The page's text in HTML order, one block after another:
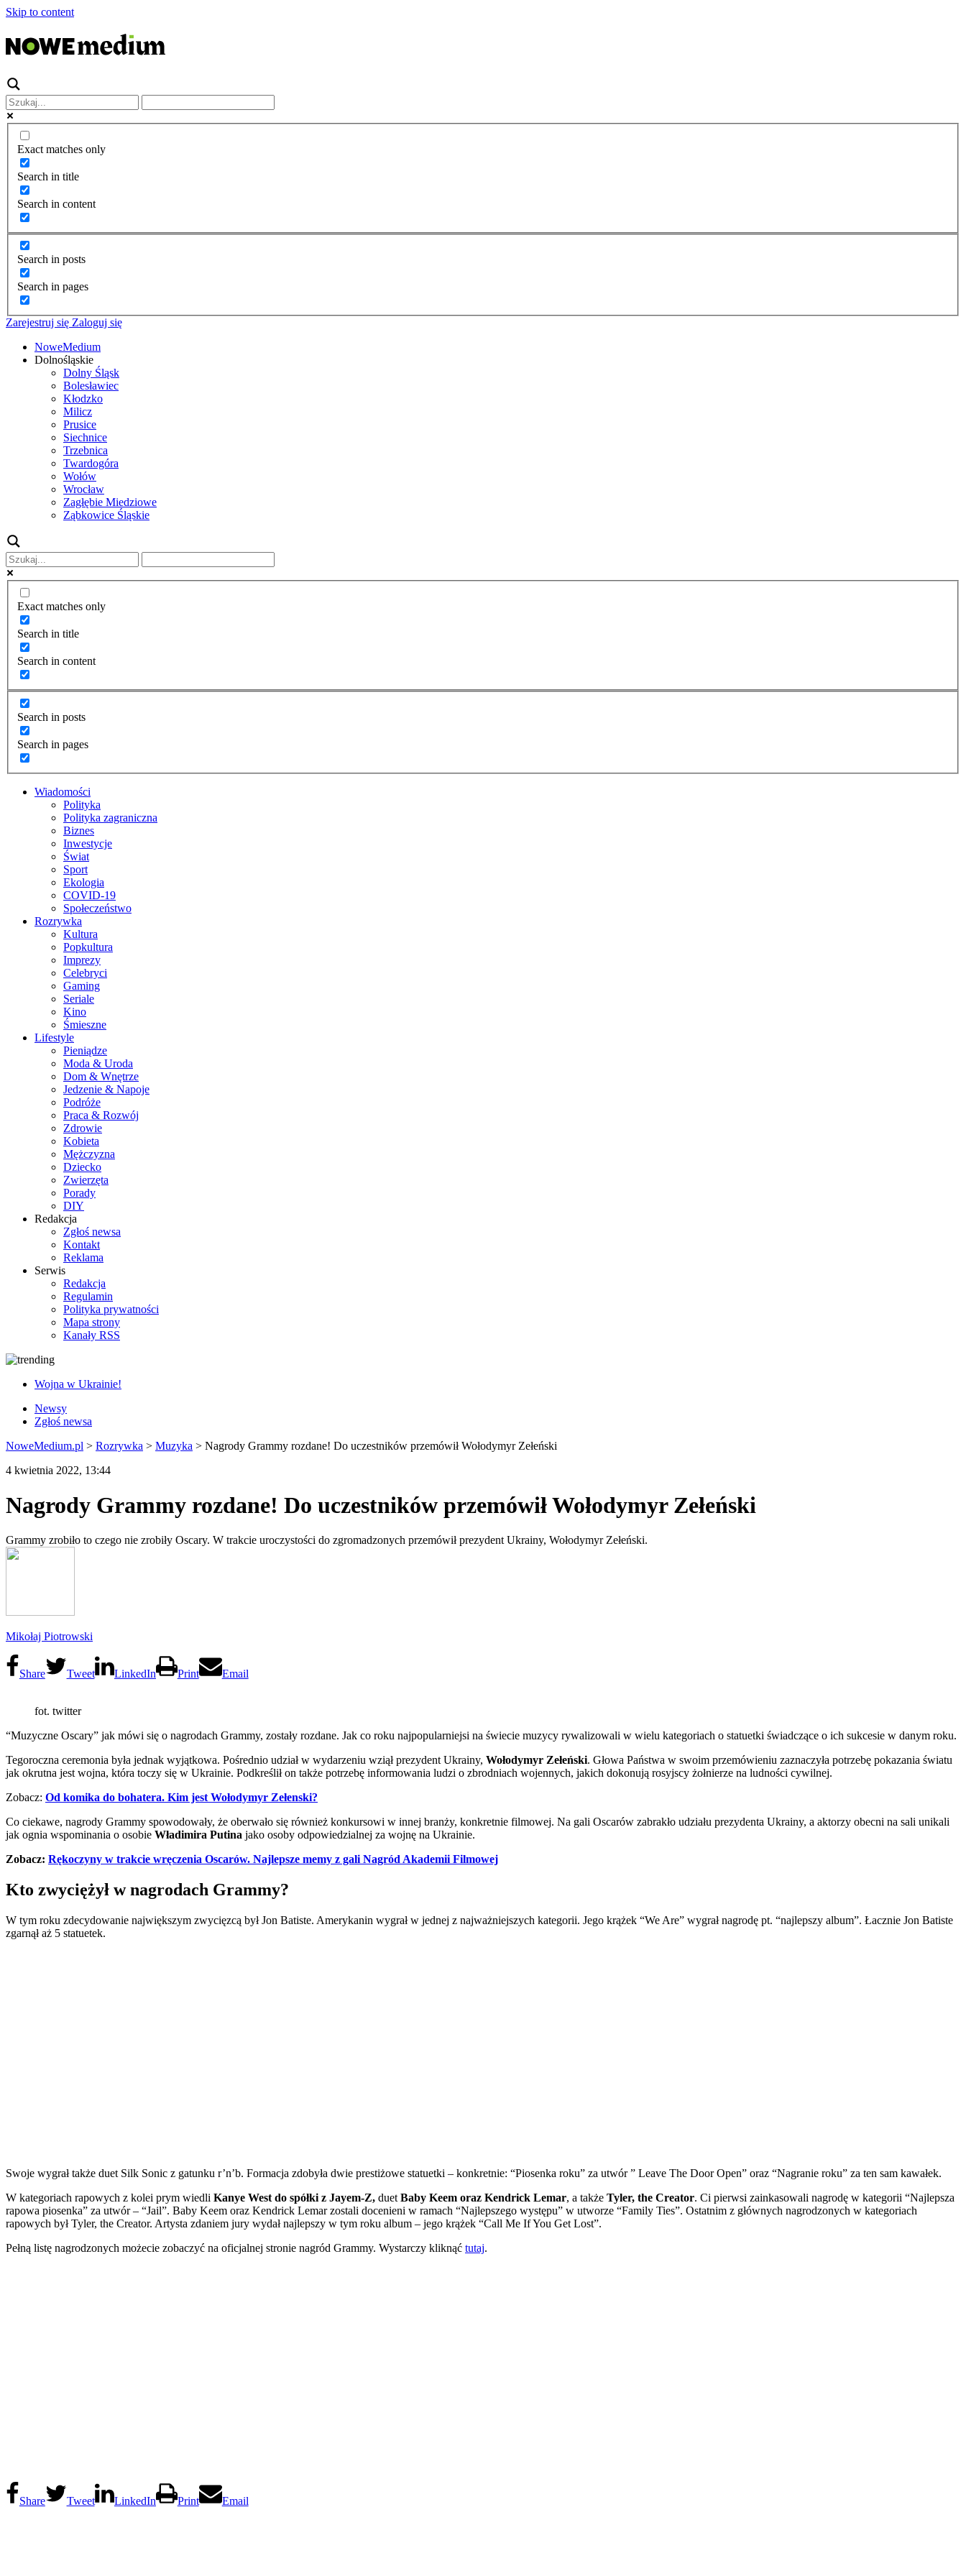
Skip to content
Exact matches only
Search in title
Search in content
Search in posts
Search in pages
Zarejestruj się Zaloguj się
NoweMedium
Dolnośląskie
Dolny Śląsk
Bolesławiec
Kłodzko
Milicz
Prusice
Siechnice
Trzebnica
Twardogóra
Wołów
Wrocław
Zagłębie Miedziowe
Ząbkowice Śląskie
Exact matches only
Search in title
Search in content
Search in posts
Search in pages
Wiadomości
Polityka
Polityka zagraniczna
Biznes
Inwestycje
Świat
Sport
Ekologia
COVID-19
Społeczeństwo
Rozrywka
Kultura
Popkultura
Imprezy
Celebryci
Gaming
Seriale
Kino
Śmieszne
Lifestyle
Pieniądze
Moda & Uroda
Dom & Wnętrze
Jedzenie & Napoje
Podróże
Praca & Rozwój
Zdrowie
Kobieta
Mężczyzna
Dziecko
Zwierzęta
Porady
DIY
Redakcja
Zgłoś newsa
Kontakt
Reklama
Serwis
Redakcja
Regulamin
Polityka prywatności
Mapa strony
Kanały RSS
Wojna w Ukrainie!
Newsy
Zgłoś newsa
NoweMedium.pl > Rozrywka > Muzyka > Nagrody Grammy rozdane! Do uczestników przemówił Wołodymyr Zełeński
4 kwietnia 2022, 13:44
Nagrody Grammy rozdane! Do uczestników przemówił Wołodymyr Zełeński
Grammy zrobiło to czego nie zrobiły Oscary. W trakcie uroczystości do zgromadzonych przemówił prezydent Ukrainy, Wołodymyr Zełeński.
Mikołaj Piotrowski
Share Tweet LinkedIn Print Email
fot. twitter
“Muzyczne Oscary” jak mówi się o nagrodach Grammy, zostały rozdane. Jak co roku najpopularniejsi na świecie muzycy rywalizowali w wielu kategoriach o statuetki świadczące o ich sukcesie w danym roku.
Tegoroczna ceremonia była jednak wyjątkowa. Pośrednio udział w wydarzeniu wziął prezydent Ukrainy, Wołodymyr Zełeński. Głowa Państwa w swoim przemówieniu zaznaczyła potrzebę pokazania światu
jak okrutna jest wojna, która toczy się w Ukrainie. Podkreślił on także potrzebę informowania ludzi o zbrodniach wojennych, jakich dokonują rosyjscy żołnierze na ludności cywilnej.
Zobacz: Od komika do bohatera. Kim jest Wołodymyr Zełenski?
Co ciekawe, nagrody Grammy spowodowały, że oberwało się również konkursowi w innej branży, konkretnie filmowej. Na gali Oscarów zabrakło udziału prezydenta Ukrainy, a aktorzy obecni na sali unikali
jak ognia wspominania o osobie Władimira Putina jako osoby odpowiedzialnej za wojnę na Ukrainie.
Zobacz: Rękoczyny w trakcie wręczenia Oscarów. Najlepsze memy z gali Nagród Akademii Filmowej
Kto zwyciężył w nagrodach Grammy?
W tym roku zdecydowanie największym zwycięzcą był Jon Batiste. Amerykanin wygrał w jednej z najważniejszych kategorii. Jego krążek “We Are” wygrał nagrodę pt. “najlepszy album”. Łacznie Jon Batiste
zgarnął aż 5 statuetek.
Swoje wygrał także duet Silk Sonic z gatunku r’n’b. Formacja zdobyła dwie prestiżowe statuetki – konkretnie: “Piosenka roku” za utwór ” Leave The Door Open” oraz “Nagranie roku” za ten sam kawałek.
W kategoriach rapowych z kolei prym wiedli Kanye West do spółki z Jayem-Z, duet Baby Keem oraz Kendrick Lemar, a także Tyler, the Creator. Ci pierwsi zainkasowali nagrodę w kategorii “Najlepsza
rapowa piosenka” za utwór – “Jail”. Baby Keem oraz Kendrick Lemar zostali docenieni w ramach “Najlepszego występu” w utworze “Family Ties”. Ostatnim z głównych nagrodzonych w kategoriach
rapowych był Tyler, the Creator. Artysta zdaniem jury wydał najlepszy w tym roku album – jego krążek “Call Me If You Get Lost”.
Pełną listę nagrodzonych możecie zobaczyć na oficjalnej stronie nagród Grammy. Wystarczy kliknąć tutaj.
Share Tweet LinkedIn Print Email